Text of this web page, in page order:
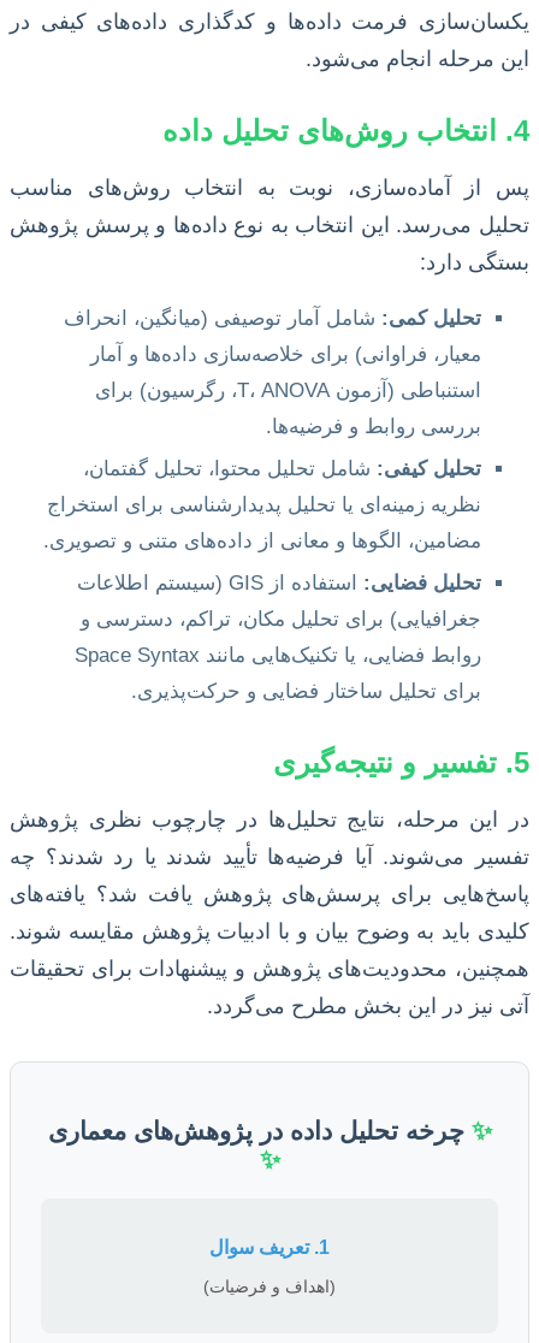
یکسان‌سازی فرمت داده‌ها و کدگذاری داده‌های کیفی در
این مرحله انجام می‌شود.
4. انتخاب روش‌های تحلیل داده
پس از آماده‌سازی، نوبت به انتخاب روش‌های مناسب
تحلیل می‌رسد. این انتخاب به نوع داده‌ها و پرسش پژوهش
بستگی دارد:
تحلیل کمی: شامل آمار توصیفی (میانگین، انحراف
معیار، فراوانی) برای خلاصه‌سازی داده‌ها و آمار
استنباطی (آزمون T، ANOVA، رگرسیون) برای
بررسی روابط و فرضیه‌ها.
تحلیل کیفی: شامل تحلیل محتوا، تحلیل گفتمان،
نظریه زمینه‌ای یا تحلیل پدیدارشناسی برای استخراج
مضامین، الگوها و معانی از داده‌های متنی و تصویری.
تحلیل فضایی:
استفاده از GIS (سیستم اطلاعات
جغرافیایی) برای تحلیل مکان، تراکم، دسترسی و
روابط فضایی، یا تکنیک‌هایی مانند Space Syntax
برای تحلیل ساختار فضایی و حرکت‌پذیری.
5. تفسیر و نتیجه‌گیری
در این مرحله، نتایج تحلیل‌ها در چارچوب نظری پژوهش
تفسیر می‌شوند. آیا فرضیه‌ها تأیید شدند یا رد شدند؟ چه
پاسخ‌هایی برای پرسش‌های پژوهش یافت شد؟ یافته‌های
کلیدی باید به وضوح بیان و با ادبیات پژوهش مقایسه شوند.
همچنین، محدودیت‌های پژوهش و پیشنهادات برای تحقیقات
آتی نیز در این بخش مطرح می‌گردد.
✨ چرخه تحلیل داده در پژوهش‌های معماری
✨
1. تعریف سوال
(اهداف و فرضیات)